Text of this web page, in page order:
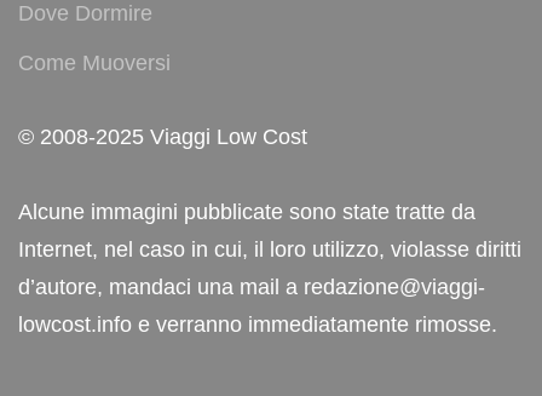
Dove Dormire
Come Muoversi
© 2008-2025 Viaggi Low Cost
Alcune immagini pubblicate sono state tratte da
Internet, nel caso in cui, il loro utilizzo, violasse diritti
d’autore, mandaci una mail a redazione@viaggi-
lowcost.info e verranno immediatamente rimosse.